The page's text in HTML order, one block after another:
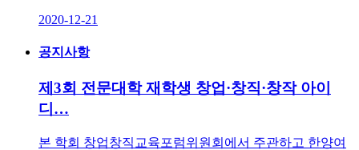
2020-12-21
공지사항
제3회 전문대학 재학생 창업·창직·창작 아이
디…
본 학회 창업창직교육포럼위원회에서 주관하고 한양여